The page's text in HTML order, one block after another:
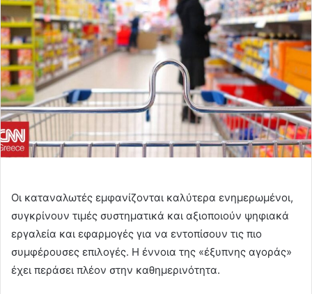
Οι καταναλωτές εμφανίζονται καλύτερα ενημερωμένοι,
συγκρίνουν τιμές συστηματικά και αξιοποιούν ψηφιακά
εργαλεία και εφαρμογές για να εντοπίσουν τις πιο
συμφέρουσες επιλογές. Η έννοια της «έξυπνης αγοράς»
έχει περάσει πλέον στην καθημερινότητα.